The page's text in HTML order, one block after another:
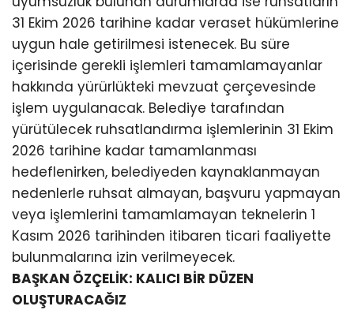
31 Ekim 2026 tarihine kadar veraset hükümlerine
uygun hale getirilmesi istenecek. Bu süre
içerisinde gerekli işlemleri tamamlamayanlar
hakkında yürürlükteki mevzuat çerçevesinde
işlem uygulanacak. Belediye tarafından
yürütülecek ruhsatlandırma işlemlerinin 31 Ekim
2026 tarihine kadar tamamlanması
hedeflenirken, belediyeden kaynaklanmayan
nedenlerle ruhsat almayan, başvuru yapmayan
veya işlemlerini tamamlamayan teknelerin 1
Kasım 2026 tarihinden itibaren ticari faaliyette
bulunmalarına izin verilmeyecek.
BAŞKAN ÖZÇELİK: KALICI BİR DÜZEN
OLUŞTURACAĞIZ